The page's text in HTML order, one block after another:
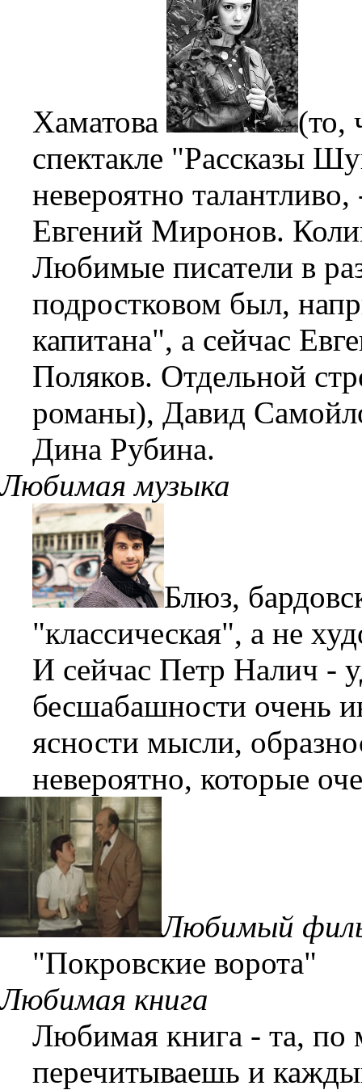
Хаматова
(то,
спектакле "Рассказы
невероятно талантливо,
Евгений Миронов.
Любимые писатели в
подростковом был,
капитана", а сейчас
Поляков. Отдельной
романы), Давид
Дина Рубина.
Любимая музыка
Блюз,
"классическая", а не
И сейчас Петр Налич -
бесшабашности очень
ясности мысли,
невероятно, которые
Любимый
"Покровские ворота"
Любимая книга
Любимая книга - та, по
перечитываешь и